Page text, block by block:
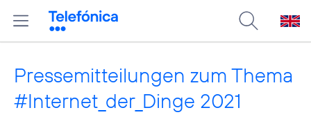
Pressemitteilungen zum Thema
#Internet_der_Dinge 2021